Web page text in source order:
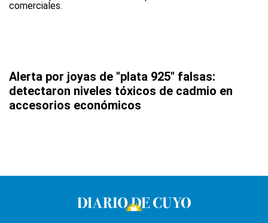
Alerta por joyas de "plata 925" falsas:
detectaron niveles tóxicos de cadmio en
accesorios económicos